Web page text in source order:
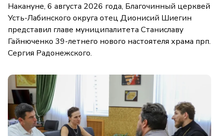
Накануне, 6 августа 2026 года, Благочинный церквей
Усть-Лабинского округа отец Дионисий Шиегин
представил главе муниципалитета Станиславу
Гайнюченко 39-летнего нового настоятеля храма прп.
Сергия Радонежского.